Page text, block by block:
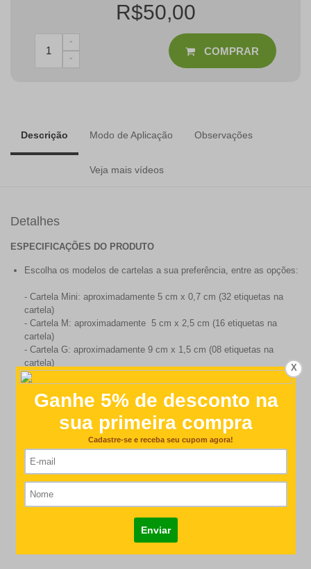
R$50,00
COMPRAR
Descrição Modo de Aplicação Observações
Veja mais vídeos
Detalhes
ESPECIFICAÇÕES DO PRODUTO
Escolha os modelos de cartelas a sua preferência, entre as opções:
- Cartela Mini: aproximadamente 5 cm x 0,7 cm (32 etiquetas na
cartela)
- Cartela M: aproximadamente 5 cm x 2,5 cm (16 etiquetas na
cartela)
- Cartela G: aproximadamente 9 cm x 1,5 cm (08 etiquetas na
cartela)
Customer Reviews
Based on 15 reviews
X